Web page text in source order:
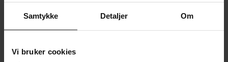
Samtykke Detaljer Om
Vi bruker cookies